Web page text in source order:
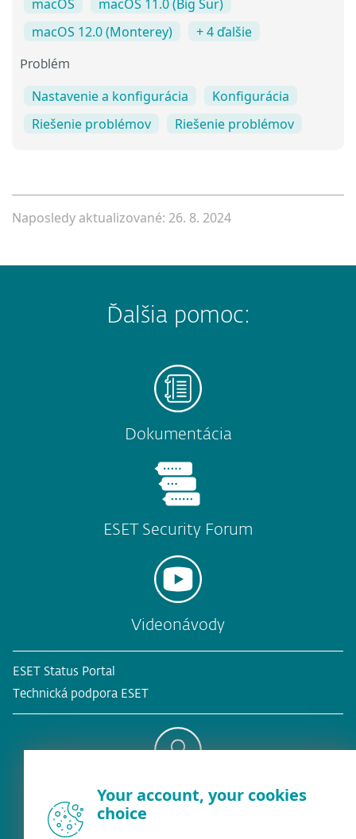
macOS
macOS 11.0 (Big Sur)
macOS 12.0 (Monterey)
+ 4 ďalšie
Problém
Nastavenie a konfigurácia
Konfigurácia
Riešenie problémov
Riešenie problémov
Naposledy aktualizované: 26. 8. 2024
Ďalšia pomoc:
Dokumentácia
ESET Security Forum
Videonávody
ESET Status Portal
Technická podpora ESET
Existujúci zákazník?
Your account, your cookies
choice